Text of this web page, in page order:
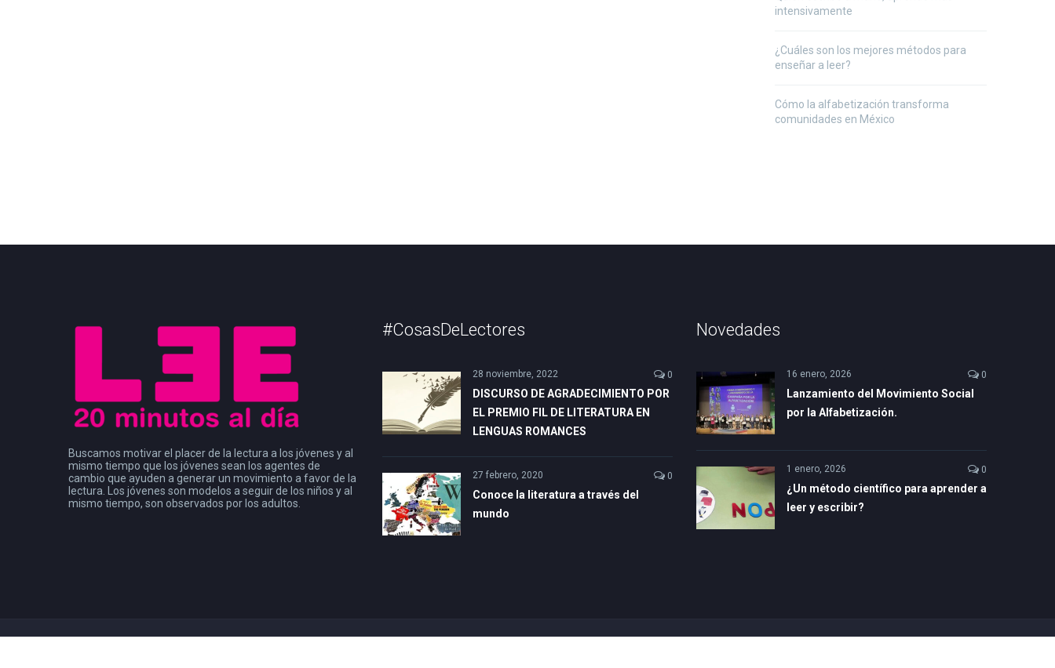
intensivamente
¿Cuáles son los mejores métodos para
enseñar a leer?
Cómo la alfabetización transforma
comunidades en México
Buscamos motivar el placer de la lectura a los jóvenes y al
mismo tiempo que los jóvenes sean los agentes de
cambio que ayuden a generar un movimiento a favor de la
lectura. Los jóvenes son modelos a seguir de los niños y al
mismo tiempo, son observados por los adultos.
#CosasDeLectores
28 noviembre, 2022 0
DISCURSO DE AGRADECIMIENTO POR
EL PREMIO FIL DE LITERATURA EN
LENGUAS ROMANCES
27 febrero, 2020 0
Conoce la literatura a través del
mundo
Novedades
16 enero, 2026 0
Lanzamiento del Movimiento Social
por la Alfabetización.
1 enero, 2026 0
¿Un método científico para aprender a
leer y escribir?